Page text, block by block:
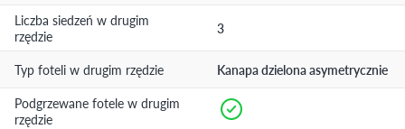
Liczba siedzeń w drugim
rzędzie
3
Typ foteli w drugim rzędzie
Kanapa dzielona asymetrycznie
Podgrzewane fotele w drugim
rzędzie